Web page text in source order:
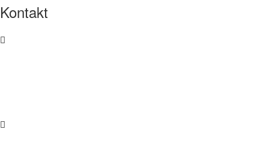
Kontakt